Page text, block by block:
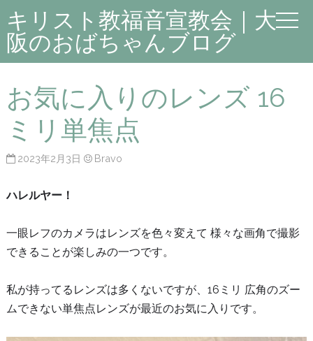
キリスト教福音宣教会｜大
阪のおばちゃんブログ
お気に入りのレンズ 16
ミリ単焦点
2023年2月3日 Bravo
ハレルヤー！
一眼レフのカメラはレンズを色々変えて 様々な画角で撮影
できることが楽しみの一つです。
私が持ってるレンズは多くないですが、16ミリ 広角のズー
ムできない単焦点レンズが最近のお気に入りです。